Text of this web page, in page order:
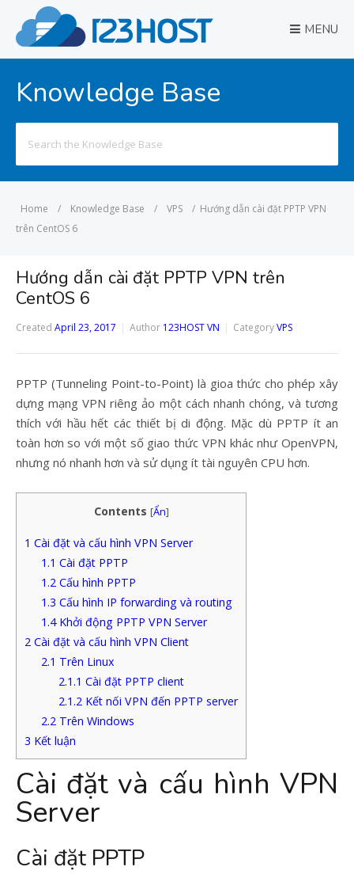
MENU
Knowledge Base
for:
Home / Knowledge Base / VPS / Hướng dẫn cài đặt PPTP VPN
trên CentOS 6
Hướng dẫn cài đặt PPTP VPN trên
CentOS 6
Created April 23, 2017 Author 123HOST VN CategoryVPS
PPTP (Tunneling Point-to-Point) là gioa thức cho phép xây
dựng mạng VPN riêng ảo một cách nhanh chóng, và tương
thích với hầu hết các thiết bị di động. Mặc dù PPTP ít an
toàn hơn so với một số giao thức VPN khác như OpenVPN,
nhưng nó nhanh hơn và sử dụng ít tài nguyên CPU hơn.
Contents [Ẩn]
1 Cài đặt và cấu hình VPN Server
1.1 Cài đặt PPTP
1.2 Cấu hình PPTP
1.3 Cấu hình IP forwarding và routing
1.4Khởi động PPTP VPN Server
2 Cài đặt và cấu hình VPN Client
2.1 Trên Linux
2.1.1 Cài đặt PPTP client
2.1.2Kết nối VPN đến PPTP server
2.2 Trên Windows
3 Kết luận
Cài đặt và cấu hình VPN
Server
Cài đặt PPTP